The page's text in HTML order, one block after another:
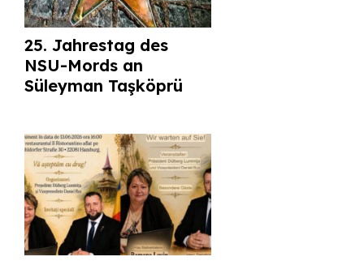
25. Jahrestag des
NSU-Mords an
Süleyman Taşköprü